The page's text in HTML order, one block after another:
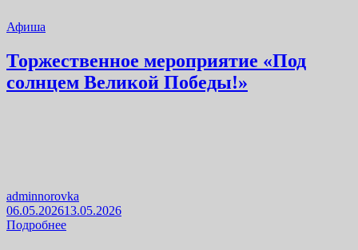
Афиша
Торжественное мероприятие «Под
солнцем Великой Победы!»
adminnorovka
06.05.202613.05.2026
Подробнее